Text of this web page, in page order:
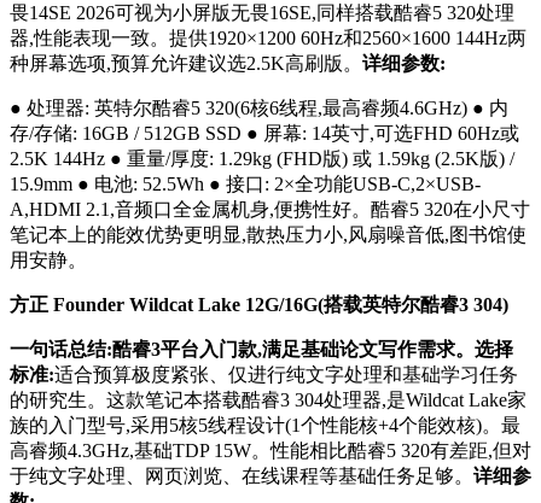
畏14SE 2026可视为小屏版无畏16SE,同样搭载酷睿5 320处理
器,性能表现一致。提供1920×1200 60Hz和2560×1600 144Hz两
种屏幕选项,预算允许建议选2.5K高刷版。 详细参数:
● 处理器: 英特尔酷睿5 320(6核6线程,最高睿频4.6GHz) ● 内
存/存储: 16GB / 512GB SSD ● 屏幕: 14英寸,可选FHD 60Hz或
2.5K 144Hz ● 重量/厚度: 1.29kg (FHD版) 或 1.59kg (2.5K版) /
15.9mm ● 电池: 52.5Wh ● 接口: 2×全功能USB-C,2×USB-
A,HDMI 2.1,音频口全金属机身,便携性好。酷睿5 320在小尺寸
笔记本上的能效优势更明显,散热压力小,风扇噪音低,图书馆使
用安静。
方正 Founder Wildcat Lake 12G/16G(搭载英特尔酷睿3 304)
一句话总结:酷睿3平台入门款,满足基础论文写作需求。选择
标准:适合预算极度紧张、仅进行纯文字处理和基础学习任务
的研究生。这款笔记本搭载酷睿3 304处理器,是Wildcat Lake家
族的入门型号,采用5核5线程设计(1个性能核+4个能效核)。最
高睿频4.3GHz,基础TDP 15W。性能相比酷睿5 320有差距,但对
于纯文字处理、网页浏览、在线课程等基础任务足够。 详细参